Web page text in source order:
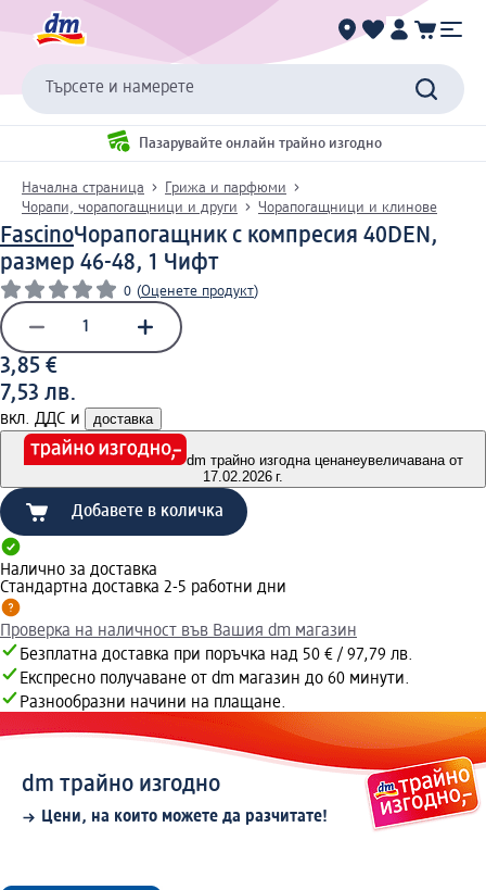
Търсете и намерете
Пазарувайте онлайн трайно изгодно
Начална страница
Грижа и парфюми
Чорапи, чорапогащници и други
Чорапогащници и клинове
FascinoЧорапогащник с компресия 40DEN,
размер 46-48, 1 Чифт
0 (Оценете продукт)
3,85 €
7,53 лв.
вкл. ДДС и доставка
dm трайно изгодна ценанеувеличавана от
17.02.2026 г.
Добавете в количка
Налично за доставка
Стандартна доставка 2-5 работни дни
Проверка на наличност във Вашия dm магазин
Безплатна доставка при поръчка над 50 € / 97,79 лв.
Експресно получаване от dm магазин до 60 минути.
Разнообразни начини на плащане.
dm трайно изгодно
Цени, на които можете да разчитате!